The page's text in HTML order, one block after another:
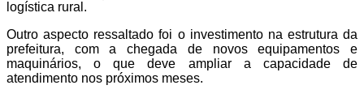
logística rural.
Outro aspecto ressaltado foi o investimento na estrutura da
prefeitura, com a chegada de novos equipamentos e
maquinários, o que deve ampliar a capacidade de
atendimento nos próximos meses.